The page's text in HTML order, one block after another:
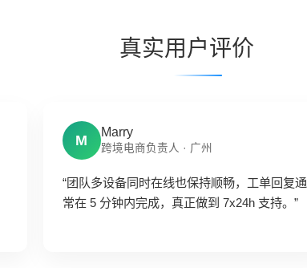
真实用户评价
M
Marry
跨境电商负责人 · 广州
“团队多设备同时在线也保持顺畅，工单回复通
常在 5 分钟内完成，真正做到 7x24h 支持。”